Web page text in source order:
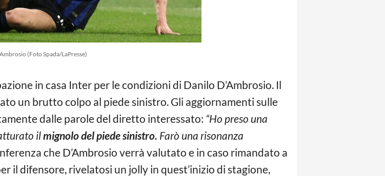
(Foto Spada/LaPresse)
in casa Inter per le condizioni di Danilo D’Ambrosio. Il
un brutto colpo al piede sinistro. Gli aggiornamenti sulle
dalle parole del diretto interessato: “Ho preso una
ilmignolo del piede sinistro. Farò una risonanza
che D’Ambrosio verrà valutato e in caso rimandato a
il difensore, rivelatosi un jolly in quest’inizio di stagione,